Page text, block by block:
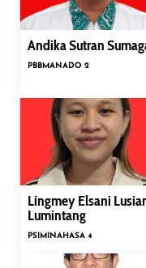
Andika Sutran
PBBMANADO 2
Lingmey Elsani
Lumintang
PSI MINAHASA 4